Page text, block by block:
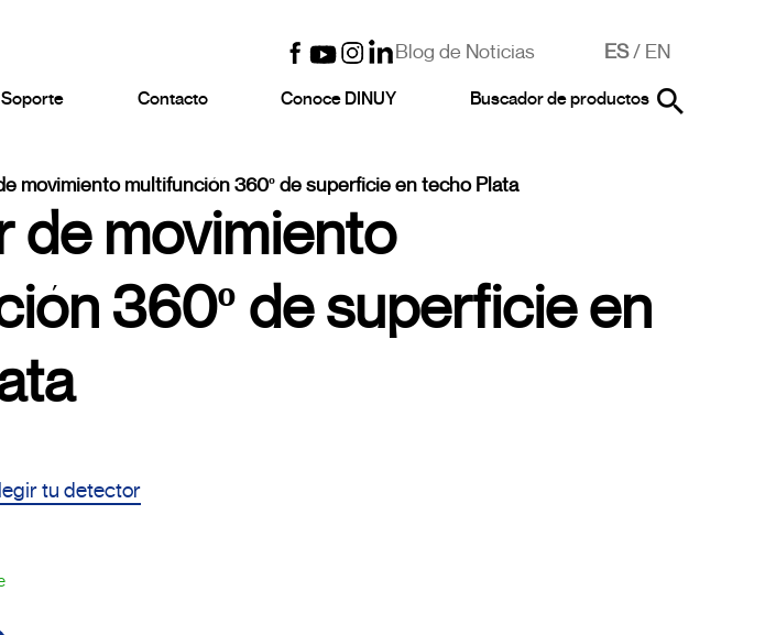
Blog de Noticias ES/ EN
Soporte Contacto Conoce DINUY Buscador de productos
movimiento multifunción 360º de superficie en techo Plata
de movimiento
360º de superficie en
tu detector